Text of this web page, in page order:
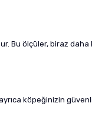
Bu ölçüler, biraz
köpeğinizin